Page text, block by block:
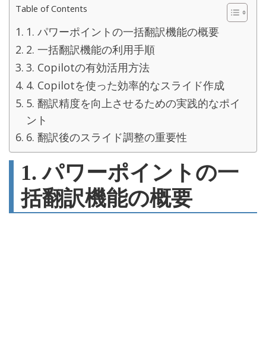
Table of Contents
1. パワーポイントの一括翻訳機能の概要
2. 一括翻訳機能の利用手順
3. Copilotの有効活用方法
4. Copilotを使った効率的なスライド作成
5. 翻訳精度を向上させるための実践的なポイ
ント
6. 翻訳後のスライド調整の重要性
1. パワーポイントの一
括翻訳機能の概要